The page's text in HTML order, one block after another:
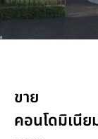
ขาย
คอนโดมิเนีย